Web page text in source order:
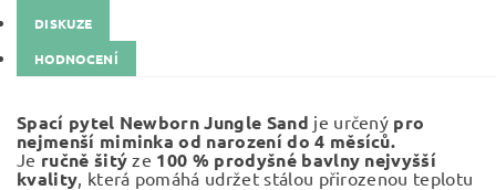
DISKUZE
HODNOCENÍ
Spací pytel Newborn Jungle Sand je určený pro
nejmenší miminka od narození do 4 měsíců.
Je ručně šitýze 100 % prodyšné bavlny nejvyšší
kvality, která pomáhá udržet stálou přirozenou teplotu